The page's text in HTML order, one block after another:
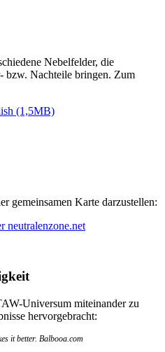
Nebelfelder, die
bzw. Nachteile bringen. Zum
(1,5MB)
gemeinsamen Karte darzustellen:
neutralenzone.net
Universum miteinander zu
hervorgebracht:
it better. Balbooa.com